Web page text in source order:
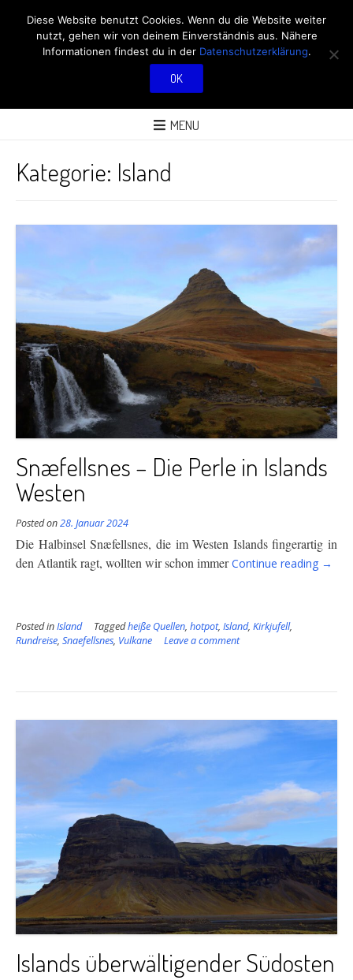
RÖBÜS OUTDOOR
BLOG
MENU
Kategorie: Island
Snæfellsnes – Die Perle in Islands
Westen
Posted on28. Januar 2024
Die Halbinsel Snæfellsnes, die im Westen Islands fingerartig in
den Atlantik ragt, wollten wir schon immerContinue reading →
Posted inIsland Taggedheiße Quellen, hotpot, Island, Kirkjufell,
Rundreise, Snaefellsnes, Vulkane Leave a comment
Islands überwältigender Südosten
Diese Website benutzt Cookies. Wenn du die Website weiter
nutzt, gehen wir von deinem Einverständnis aus. Nähere
Informationen findest du in der Datenschutzerklärung.
OK